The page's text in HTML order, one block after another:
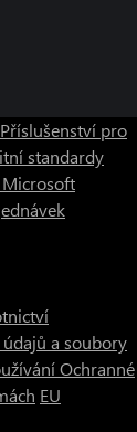
Příslušenství pro
standardy
Microsoft
a soubory
Ochranné
EU